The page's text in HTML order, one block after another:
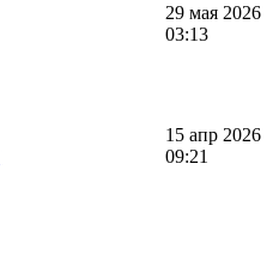
29 мая 2026
03:13
15 апр 2026
09:21